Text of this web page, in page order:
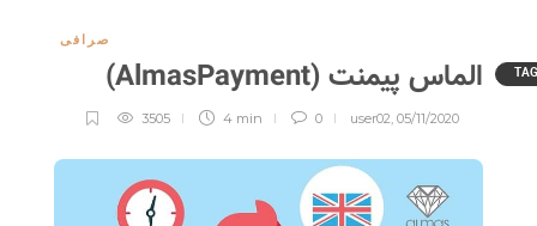
صرافی
الماس پیمنت (AlmasPayment)
user02, 05/11/2020
0
4 min
3505